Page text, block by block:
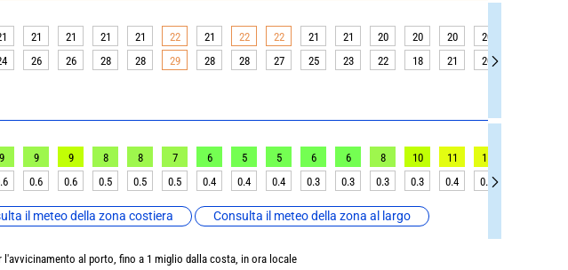
il meteo della zona costiera Consulta il meteo della zona al largo
21 21 21 21 22 21 22 22 21 21 20 20 20 20
26 26 28 28 29 28 28 27 25 23 22 18 21 20
9 9 9 8 8 7 6 5 5 6 6 8 10 11 11
0.6 0.6 0.5 0.5 0.5 0.4 0.4 0.4 0.3 0.3 0.3 0.3 0.4 0.5
l'avvicinamento al porto, fino a 1 miglio dalla costa, in ora locale